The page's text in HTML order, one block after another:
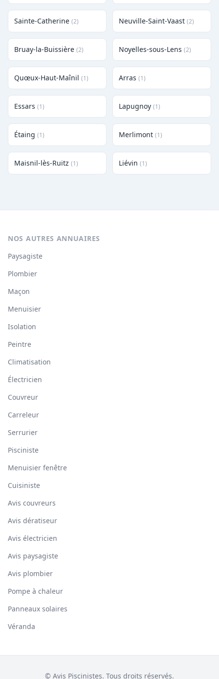
Sainte-Catherine (2) Neuville-Saint-Vaast (2)
Bruay-la-Buissière (2) Noyelles-sous-Lens (2)
Quœux-Haut-Maînil (1) Arras (1)
Essars (1) Lapugnoy (1)
Étaing (1) Merlimont (1)
Maisnil-lès-Ruitz (1) Liévin (1)
NOS AUTRES ANNUAIRES
Paysagiste
Plombier
Maçon
Menuisier
Isolation
Peintre
Climatisation
Électricien
Couvreur
Carreleur
Serrurier
Pisciniste
Menuisier fenêtre
Cuisiniste
Avis couvreurs
Avis dératiseur
Avis électricien
Avis paysagiste
Avis plombier
Pompe à chaleur
Panneaux solaires
Véranda
© Avis Piscinistes. Tous droits réservés.